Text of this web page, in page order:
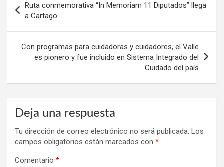
de
entradas
Ruta conmemorativa “In Memoriam 11 Diputados” llega
a Cartago
Con programas para cuidadoras y cuidadores, el Valle
es pionero y fue incluido en Sistema Integrado del
Cuidado del país
Deja una respuesta
Tu dirección de correo electrónico no será publicada. Los
campos obligatorios están marcados con *
Comentario *